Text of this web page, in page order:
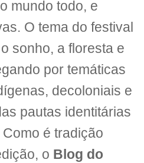
mundo todo, e
O tema do festival
sonho, a floresta e
por temáticas
decoloniais e
pautas identitárias
é tradição
o Blog do